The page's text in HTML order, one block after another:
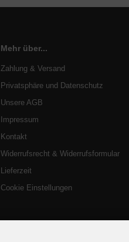
Mehr über...
Zahlung & Versand
Privatsphäre und Datenschutz
Unsere AGB
Impressum
Kontakt
Widerrufsrecht & Widerrufsformular
Lieferzeit
Cookie Einstellungen